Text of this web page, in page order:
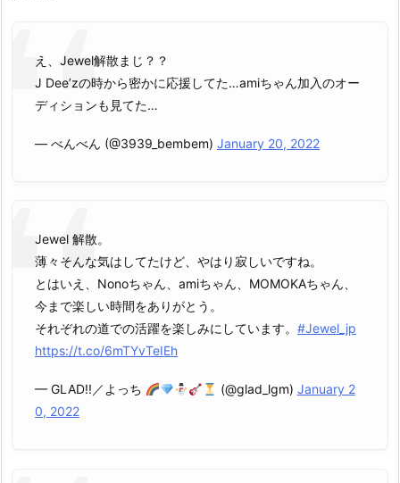
え、Jewel解散まじ？？
J Dee’zの時から密かに応援してた…amiちゃん加入のオー
ディションも見てた…
— べんべん (@3939_bembem) January 20, 2022
Jewel 解散。
薄々そんな気はしてたけど、やはり寂しいですね。
とはいえ、Nonoちゃん、amiちゃん、MOMOKAちゃん、
今まで楽しい時間をありがとう。
それぞれの道での活躍を楽しみにしています。 #Jewel_jp
https://t.co/6mTYvTeIEh
— GLAD!!／よっち (@glad_lgm) January 2
0, 2022